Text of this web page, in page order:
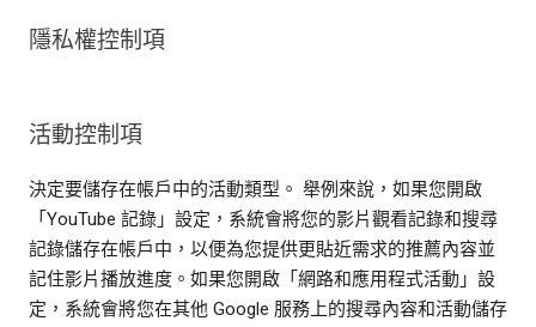
隱私權控制項
活動控制項
決定要儲存在帳戶中的活動類型。 舉例來說，如果您開啟
「YouTube 記錄」設定，系統會將您的影片觀看記錄和搜尋
記錄儲存在帳戶中，以便為您提供更貼近需求的推薦內容並
記住影片播放進度。如果您開啟「網路和應用程式活動」設
定，系統會將您在其他 Google 服務上的搜尋內容和活動儲存